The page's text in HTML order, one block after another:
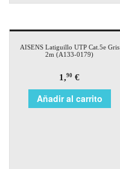
AISENS Latiguillo UTP Cat.5e Gris
2m (A133-0179)
1,90 €
Añadir al carrito